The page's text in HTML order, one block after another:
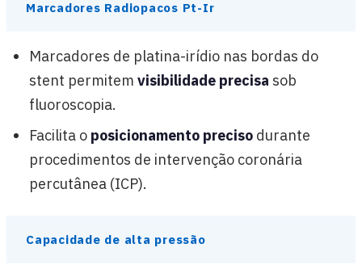
Marcadores Radiopacos Pt-Ir
Marcadores de platina-irídio nas bordas do
stent permitem visibilidade precisa sob
fluoroscopia.
Facilita o posicionamento preciso durante
procedimentos de intervenção coronária
percutânea (ICP).
Capacidade de alta pressão